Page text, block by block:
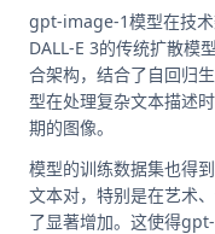
gpt-image-1模型在技
DALL-E 3的传统扩散模
合架构，结合了自回归
型在处理复杂文本描述
期的图像。
模型的训练数据集也得
文本对，特别是在艺术
了显著增加。这使得